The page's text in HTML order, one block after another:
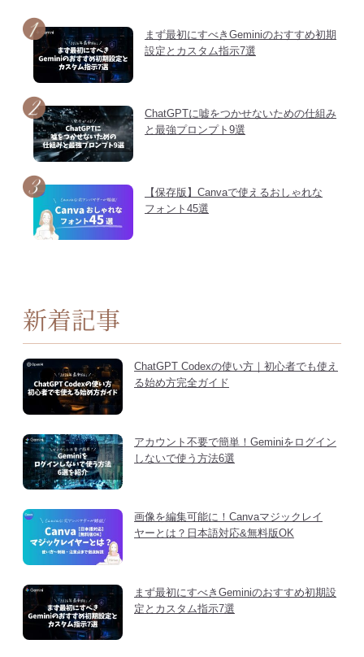
まず最初にすべきGeminiのおすすめ初期
設定とカスタム指示7選
ChatGPTに嘘をつかせないための仕組み
と最強プロンプト9選
【保存版】Canvaで使えるおしゃれな
フォント45選
新着記事
ChatGPT Codexの使い方｜初心者でも使え
る始め方完全ガイド
アカウント不要で簡単！Geminiをログイン
しないで使う方法6選
画像を編集可能に！Canvaマジックレイ
ヤーとは？日本語対応&無料版OK
まず最初にすべきGeminiのおすすめ初期設
定とカスタム指示7選